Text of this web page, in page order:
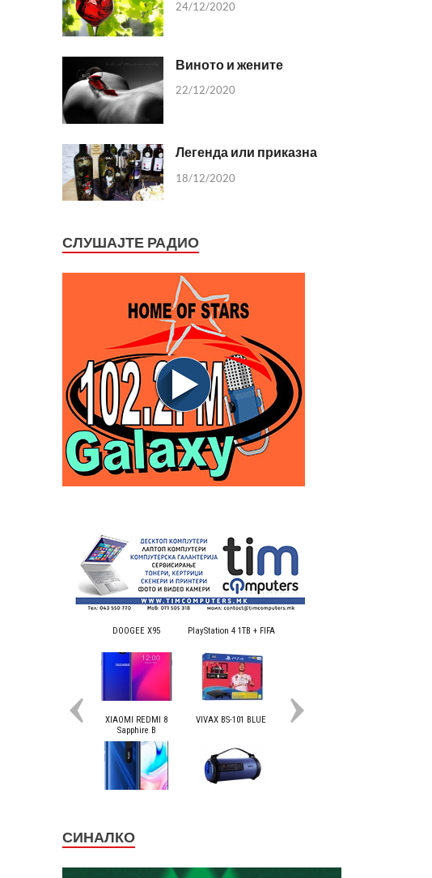
24/12/2020
Виното и жените
22/12/2020
Легенда или приказна
18/12/2020
СЛУШАЈТЕ РАДИО
СИНАЛКО